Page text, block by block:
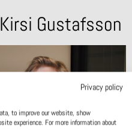
Gustafsson
Privacy policy
to improve our website, show
experience. For more information about